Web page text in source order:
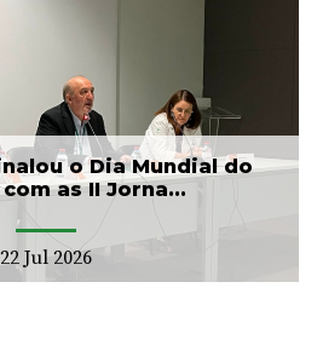
o Dia Mundial do
as II Jorna...
22 Jul 2026